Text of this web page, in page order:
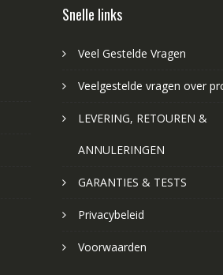
Snelle links
Veel Gestelde Vragen
Veelgestelde vragen over
LEVERING, RETOUREN &
ANNULERINGEN
GARANTIES & TESTS
Privacybeleid
Voorwaarden